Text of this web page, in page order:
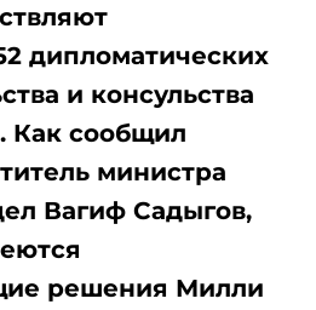
дипломатических
и консульства
Как сообщил
министра
Вагиф Садыгов,
решения Милли